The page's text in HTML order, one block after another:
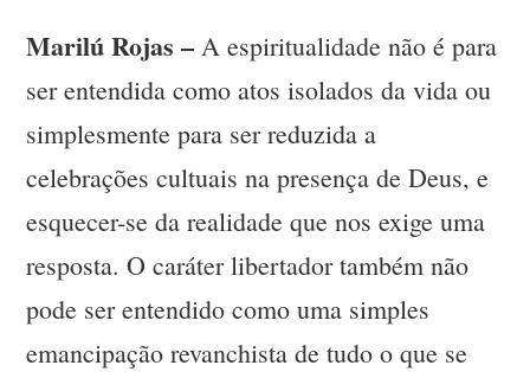
Marilú Rojas – A espiritualidade não é para
ser entendida como atos isolados da vida ou
simplesmente para ser reduzida a
celebrações cultuais na presença de Deus, e
esquecer-se da realidade que nos exige uma
resposta. O caráter libertador também não
pode ser entendido como uma simples
emancipação revanchista de tudo o que se